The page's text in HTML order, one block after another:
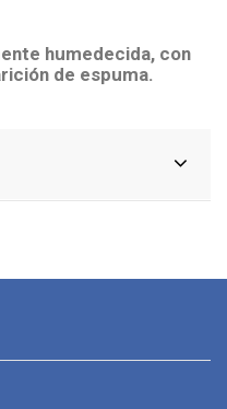
humedecida, con
de espuma.